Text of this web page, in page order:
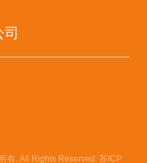
有. All Rights Reserved. 苏ICP